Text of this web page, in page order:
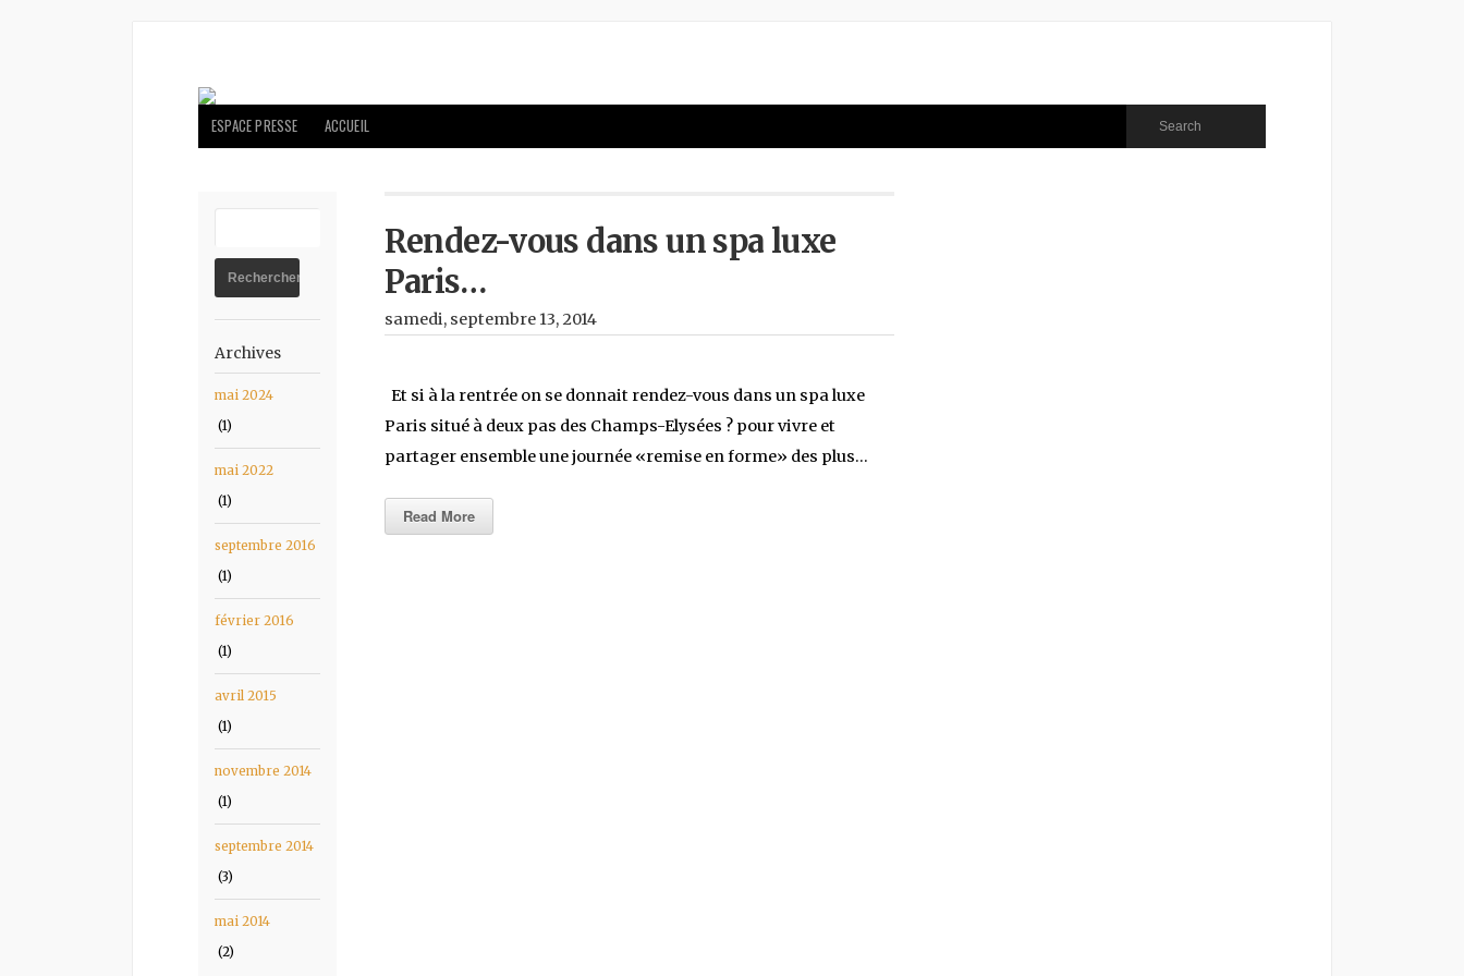
ESPACE PRESSE ACCUEIL
Archives
mai 2024
(1)
mai 2022
(1)
septembre 2016
(1)
février 2016
(1)
avril 2015
(1)
novembre 2014
(1)
septembre 2014
(3)
mai 2014
(2)
Rendez-vous dans un spa luxe
Paris…
samedi, septembre 13, 2014
Et si à la rentrée on se donnait rendez-vous dans un spa luxe
Paris situé à deux pas des Champs-Elysées ? pour vivre et
partager ensemble une journée «remise en forme» des plus…
Read More